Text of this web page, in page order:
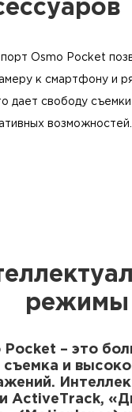
Osmo Pocket
к смартфону и
дает свободу
возможностей.
режимы
Pocket – это
съемка и
ActiveTrack,